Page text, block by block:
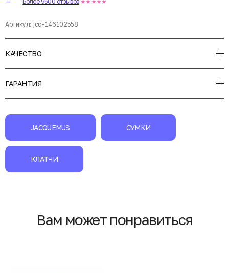
Артикул: jcq-146102558
КАЧЕСТВО
ГАРАНТИЯ
JACQUEMUS СУМКИ
КЛАТЧИ
Вам может понравиться